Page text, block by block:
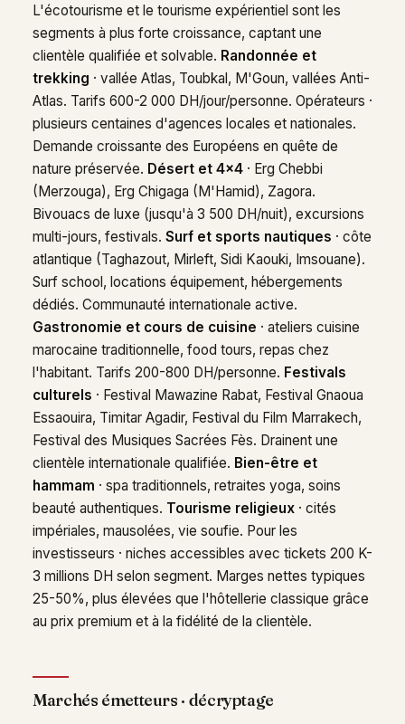
L'écotourisme et le tourisme expérientiel sont les
segments à plus forte croissance, captant une
clientèle qualifiée et solvable. Randonnée et
trekking · vallée Atlas, Toubkal, M'Goun, vallées Anti-
Atlas. Tarifs 600-2 000 DH/jour/personne. Opérateurs ·
plusieurs centaines d'agences locales et nationales.
Demande croissante des Européens en quête de
nature préservée. Désert et 4x4 · Erg Chebbi
(Merzouga), Erg Chigaga (M'Hamid), Zagora.
Bivouacs de luxe (jusqu'à 3 500 DH/nuit), excursions
multi-jours, festivals. Surf et sports nautiques · côte
atlantique (Taghazout, Mirleft, Sidi Kaouki, Imsouane).
Surf school, locations équipement, hébergements
dédiés. Communauté internationale active.
Gastronomie et cours de cuisine · ateliers cuisine
marocaine traditionnelle, food tours, repas chez
l'habitant. Tarifs 200-800 DH/personne. Festivals
culturels · Festival Mawazine Rabat, Festival Gnaoua
Essaouira, Timitar Agadir, Festival du Film Marrakech,
Festival des Musiques Sacrées Fès. Drainent une
clientèle internationale qualifiée. Bien-être et
hammam · spa traditionnels, retraites yoga, soins
beauté authentiques. Tourisme religieux · cités
impériales, mausolées, vie soufie. Pour les
investisseurs · niches accessibles avec tickets 200 K-
3 millions DH selon segment. Marges nettes typiques
25-50%, plus élevées que l'hôtellerie classique grâce
au prix premium et à la fidélité de la clientèle.
Marchés émetteurs · décryptage